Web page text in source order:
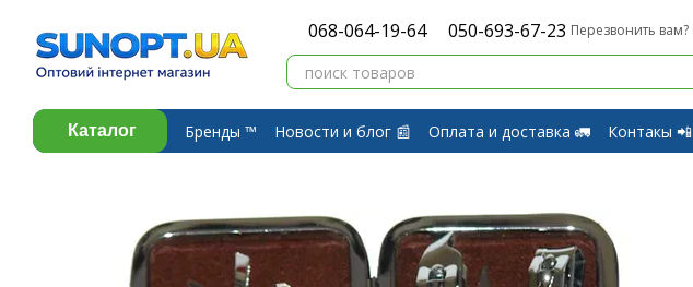
068-064-19-64 050-693-67-23 Перезвонить вам?
Каталог Бренды ™️ Новости и блог 📰 Оплата и доставка 🚛 Контакы 📲
Договор публичной оферты
Обмен и Возврат